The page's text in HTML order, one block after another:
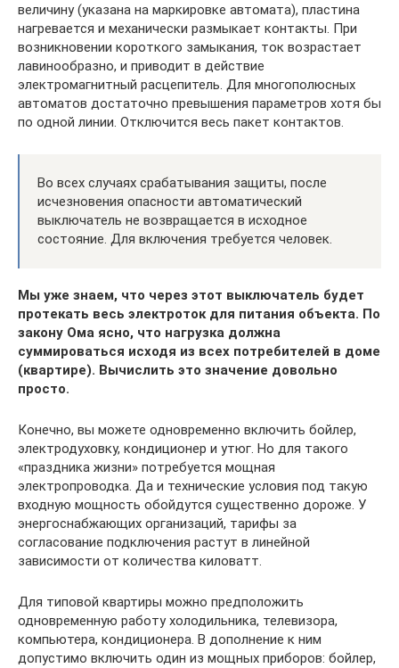
величину (указана на маркировке автомата), пластина
нагревается и механически размыкает контакты. При
возникновении короткого замыкания, ток возрастает
лавинообразно, и приводит в действие
электромагнитный расцепитель. Для многополюсных
автоматов достаточно превышения параметров хотя бы
по одной линии. Отключится весь пакет контактов.
Во всех случаях срабатывания защиты, после
исчезновения опасности автоматический
выключатель не возвращается в исходное
состояние. Для включения требуется человек.
Мы уже знаем, что через этот выключатель будет
протекать весь электроток для питания объекта. По
закону Ома ясно, что нагрузка должна
суммироваться исходя из всех потребителей в доме
(квартире). Вычислить это значение довольно
просто.
Конечно, вы можете одновременно включить бойлер,
электродуховку, кондиционер и утюг. Но для такого
«праздника жизни» потребуется мощная
электропроводка. Да и технические условия под такую
входную мощность обойдутся существенно дороже. У
энергоснабжающих организаций, тарифы за
согласование подключения растут в линейной
зависимости от количества киловатт.
Для типовой квартиры можно предположить
одновременную работу холодильника, телевизора,
компьютера, кондиционера. В дополнение к ним
допустимо включить один из мощных приборов: бойлер,